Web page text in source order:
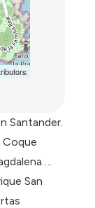
Santander.
Coque
San